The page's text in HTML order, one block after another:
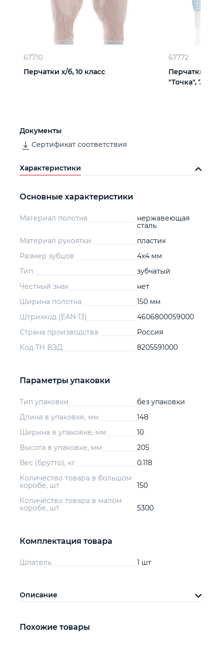
67710
Перчатки х/б, 10 класс
67772
Перчатки х/
"Точка", 7
Документы
Сертификат соответствия
Характеристики
Основные характеристики
Материал полотна
нержавеющая
сталь
Материал рукоятки
пластик
Размер зубцов
4x4 мм
Тип
зубчатый
Честный знак
нет
Ширина полотна
150 мм
Штрихкод (EAN-13)
4606800059000
Страна производства
Россия
Код ТН ВЭД
8205591000
Параметры упаковки
Тип упаковки
без упаковки
Длина в упаковке, мм
148
Ширина в упаковке, мм
10
Высота в упаковке, мм
205
Вес (брутто), кг
0.118
Количество товара в большом
коробе, шт
150
Количество товара в малом
коробе, шт
5300
Комплектация товара
Шпатель 1 шт
Описание
Похожие товары